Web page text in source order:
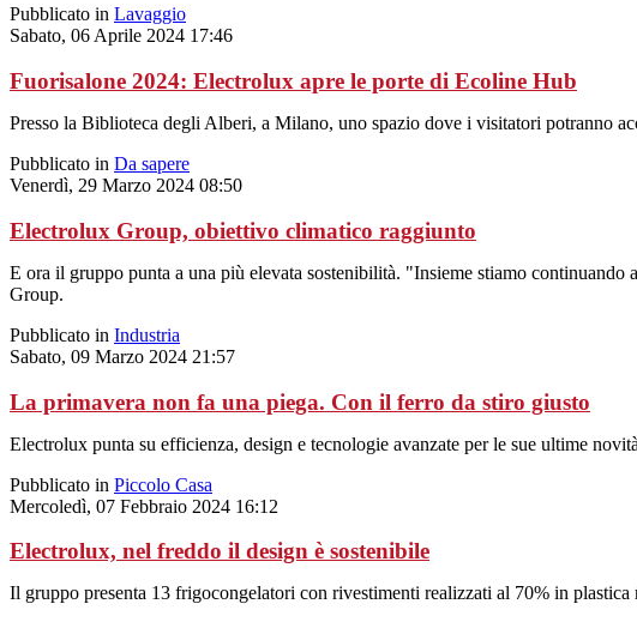
Pubblicato in Lavaggio
Sabato, 06 Aprile 2024 17:46
Fuorisalone 2024: Electrolux apre le porte di Ecoline Hub
Presso la Biblioteca degli Alberi, a Milano, uno spazio dove i visitatori potranno
Pubblicato in Da sapere
Venerdì, 29 Marzo 2024 08:50
Electrolux Group, obiettivo climatico raggiunto
E ora il gruppo punta a una più elevata sostenibilità. "Insieme stiamo
Group.
Pubblicato in Industria
Sabato, 09 Marzo 2024 21:57
La primavera non fa una piega. Con il ferro da stiro giusto
Electrolux punta su efficienza, design e tecnologie avanzate per le sue ultime
Pubblicato in Piccolo Casa
Mercoledì, 07 Febbraio 2024 16:12
Electrolux, nel freddo il design è sostenibile
Il gruppo presenta 13 frigocongelatori con rivestimenti realizzati al 70% in